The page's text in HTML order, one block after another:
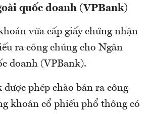
quốc doanh (VPBank)
vừa cấp giấy chứng nhận
ra công chúng cho Ngân
doanh (VPBank).
được phép chào bán ra công
khoán cổ phiếu phổ thông có